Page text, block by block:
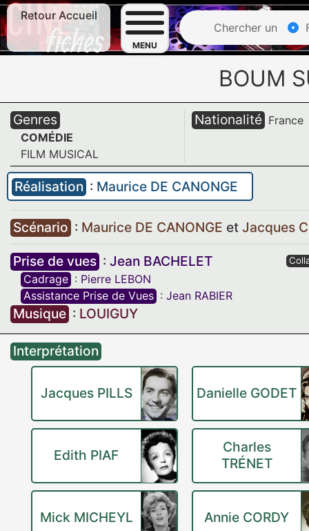
Retour Accueil
MENU
Chercher un
BOUM
Genres
COMÉDIE
FILM MUSICAL
Nationalité France
Réalisation : Maurice DE CANONGE
Scénario : Maurice DE CANONGE et Jacques
Prise de vues : Jean BACHELET
Cadrage : Pierre LEBON
Assistance Prise de Vues : Jean RABIER
Musique : LOUIGUY
Interprétation
Jacques PILLS Danielle GODET
Edith PIAF
Charles
TRÉNET
Mick MICHEYL Annie CORDY